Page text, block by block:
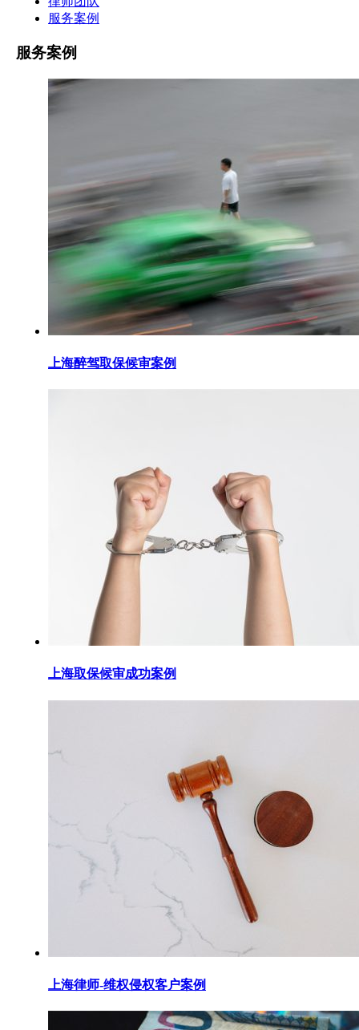
服务案例
服务案例
上海醉驾取保候审案例
上海取保候审成功案例
上海律师-维权侵权客户案例